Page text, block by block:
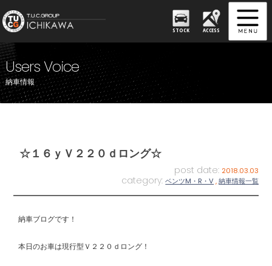
STOCK ACCESS
Users Voice
納車情報
☆１６ｙＶ２２０ｄロング☆
post date: 2018.03.03
category:ベンツM・R・V,納車情報一覧
納車ブログです！
本日のお車は現行型Ｖ２２０ｄロング！